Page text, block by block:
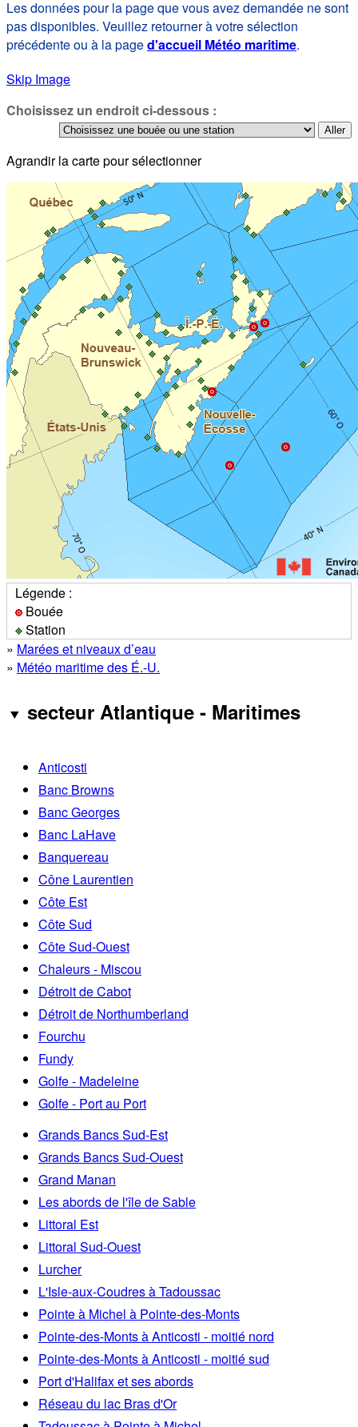
Les données pour la page que vous avez demandée ne sont
pas disponibles. Veuillez retourner à votre sélection
précédente ou à la paged'accueil Météo maritime.
Skip Image
Choisissez un endroit ci-dessous :
Agrandir la carte pour sélectionner
Légende :
Bouée
Station
» Marées et niveaux d’eau
» Météo maritime des É.-U.
secteur Atlantique - Maritimes
Anticosti
Banc Browns
Banc Georges
Banc LaHave
Banquereau
Cône Laurentien
Côte Est
Côte Sud
Côte Sud-Ouest
Chaleurs - Miscou
Détroit de Cabot
Détroit de Northumberland
Fourchu
Fundy
Golfe - Madeleine
Golfe - Port au Port
Grands Bancs Sud-Est
Grands Bancs Sud-Ouest
Grand Manan
Les abords de l'île de Sable
Littoral Est
Littoral Sud-Ouest
Lurcher
L'Isle-aux-Coudres à Tadoussac
Pointe à Michel à Pointe-des-Monts
Pointe-des-Monts à Anticosti - moitié nord
Pointe-des-Monts à Anticosti - moitié sud
Port d'Halifax et ses abords
Réseau du lac Bras d'Or